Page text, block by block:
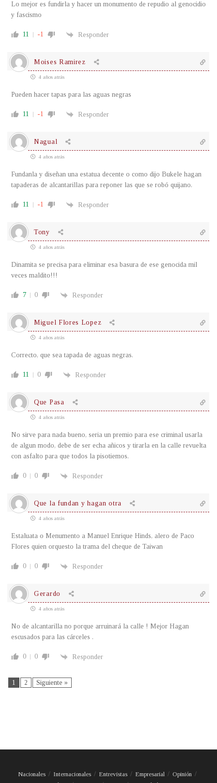
Lo mejor es fundirla y hacer un monumento de repudio al genocidio
y fascismo
11 -1 Responder
Moises Ramirez
4 años atrás
Pueden hacer tapas para las aguas negras
11 -1 Responder
Nagual
4 años atrás
Fundanla y diseñan una estatua decente o como dijo Bukele hagan
tapaderas de alcantarillas para reponer las que se robó quijano.
11 -1 Responder
Tony
4 años atrás
Dinamita se precisa para eliminar esa basura de ese genocida mil
veces maldito!!!
7 0 Responder
Miguel Flores Lopez
4 años atrás
Correcto, que sea tapada de aguas negras.
11 0 Responder
Que Pasa
4 años atrás
No sirve para nada bueno, seria un premio para ese criminal usarla
de algun modo, debe de ser echa añicos y tirarla en la calle revuelta
con asfalto para que todos la pisotiemos.
0 0 Responder
Que la fundan y hagan otra
4 años atrás
Estaluata o Menumento a Manuel Enrique Hinds, alero de Paco
Flores quien orquesto la trama del cheque de Taiwan
0 0 Responder
Gerardo
4 años atrás
No de alcantarilla no porque arruinará la calle ! Mejor Hagan
escusados para las cárceles .
0 0 Responder
1 2 Siguiente »
Nacionales Internacionales Entrevistas Empresarial
Opinión